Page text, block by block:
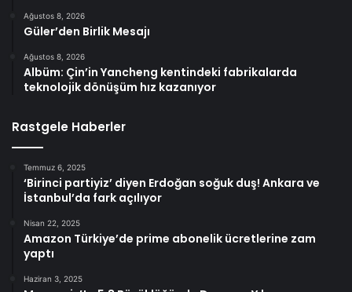
Ağustos 8, 2026
Güler’den Birlik Mesajı
Ağustos 8, 2026
Albüm: Çin’in Yancheng kentindeki fabrikalarda
teknolojik dönüşüm hız kazanıyor
Rastgele Haberler
Temmuz 6, 2025
‘Birinci partiyiz’ diyen Erdoğan soğuk duş! Ankara ve
İstanbul’da fark açılıyor
Nisan 22, 2025
Amazon Türkiye’de prime abonelik ücretlerine zam
yaptı
Haziran 3, 2025